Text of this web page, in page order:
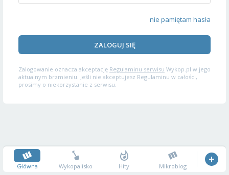
nie pamiętam hasła
ZALOGUJ SIĘ
Zalogowanie oznacza akceptację Regulaminu serwisu Wykop.pl w jego
aktualnym brzmieniu. Jeśli nie akceptujesz Regulaminu w całości,
prosimy o niekorzystanie z serwisu.
Główna Wykopalisko Hity Mikroblog